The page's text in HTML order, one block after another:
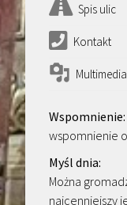
Spis ulic
Kontakt
Multimedia
wspomnienie
Można
najcenniejszy